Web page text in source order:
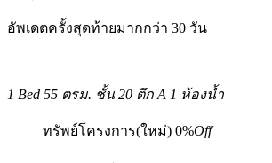
อัพเดตครั้งสุดท้ายมากกว่า 30 วัน
1 Bed 55 ตรม. ชั้น 20 ตึก A 1 ห้องน้ำ
ทรัพย์โครงการ(ใหม่) 0%Off